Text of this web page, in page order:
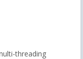
threading